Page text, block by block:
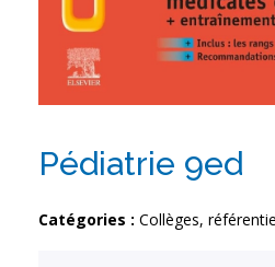
Pédiatrie 9ed
Catégories : Collèges,